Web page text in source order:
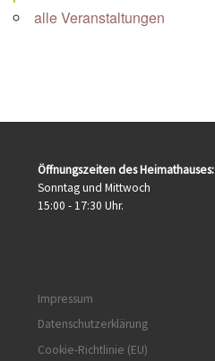
alle Veranstaltungen
Öffnungszeiten des Heimathauses:
Sonntag und Mittwoch
15:00 - 17:30 Uhr.
Impressum
Datenschutzerklärung
Cookie-Richtlinie (EU)